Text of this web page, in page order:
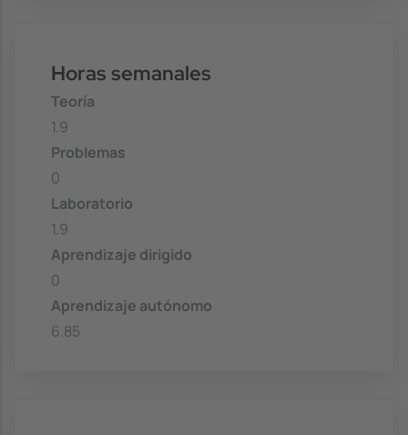
Horas semanales
Teoría
1.9
Problemas
0
Laboratorio
1.9
Aprendizaje dirigido
0
Aprendizaje autónomo
6.85